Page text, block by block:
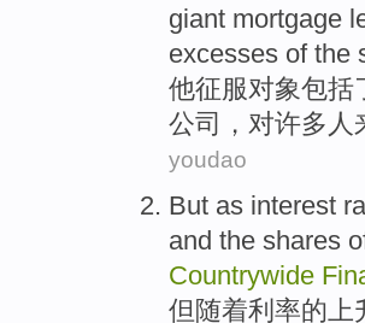
giant mortgage
excesses of the
他征服对象包括
公司，对许多人
youdao
But as interest
and the shares
Countrywide
但 随着利率的上